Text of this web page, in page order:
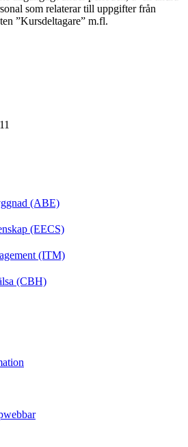
som relaterar till uppgifter från
”Kursdeltagare” m.fl.
(ABE)
(EECS)
(ITM)
(CBH)